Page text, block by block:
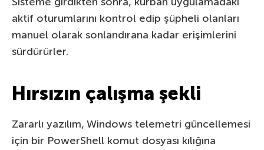
aktif oturumlarını kontrol edip şüpheli olanları
manuel olarak sonlandırana kadar erişimlerini
sürdürürler.
Hırsızın çalışma şekli
Zararlı yazılım, Windows telemetri güncellemesi
için bir PowerShell komut dosyası kılığına